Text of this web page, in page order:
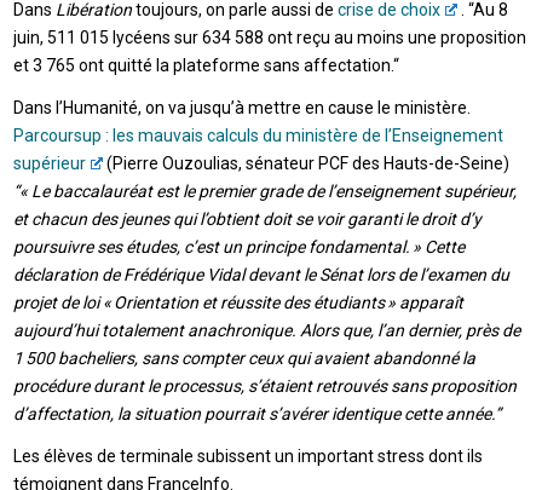
Dans Libérationtoujours, on parle aussi decrise de choix
. “Au 8
juin, 511 015 lycéens sur 634 588 ont reçu au moins une proposition
et 3 765 ont quitté la plateforme sans affectation.“
Dans l’Humanité, on va jusqu’à mettre en cause le ministère.
Parcoursup : les mauvais calculs du ministère de l’Enseignement
supérieur
(Pierre Ouzoulias, sénateur PCF des Hauts-de-Seine)
“« Le baccalauréat est le premier grade de l’enseignement supérieur,
et chacun des jeunes qui l’obtient doit se voir garanti le droit d’y
poursuivre ses études, c’est un principe fondamental. » Cette
déclaration de Frédérique Vidal devant le Sénat lors de l’examen du
projet de loi « Orientation et réussite des étudiants » apparaît
aujourd’hui totalement anachronique. Alors que, l’an dernier, près de
1 500 bacheliers, sans compter ceux qui avaient abandonné la
procédure durant le processus, s’étaient retrouvés sans proposition
d’affectation, la situation pourrait s’avérer identique cette année.”
Les élèves de terminale subissent un important stress dont ils
témoignent dans FranceInfo.